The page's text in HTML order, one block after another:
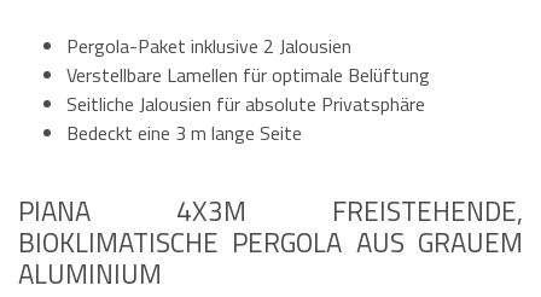
Pergola-Paket inklusive 2 Jalousien
Verstellbare Lamellen für optimale Belüftung
Seitliche Jalousien für absolute Privatsphäre
Bedeckt eine 3 m lange Seite
PIANA 4X3M FREISTEHENDE,
BIOKLIMATISCHE PERGOLA AUS GRAUEM
ALUMINIUM